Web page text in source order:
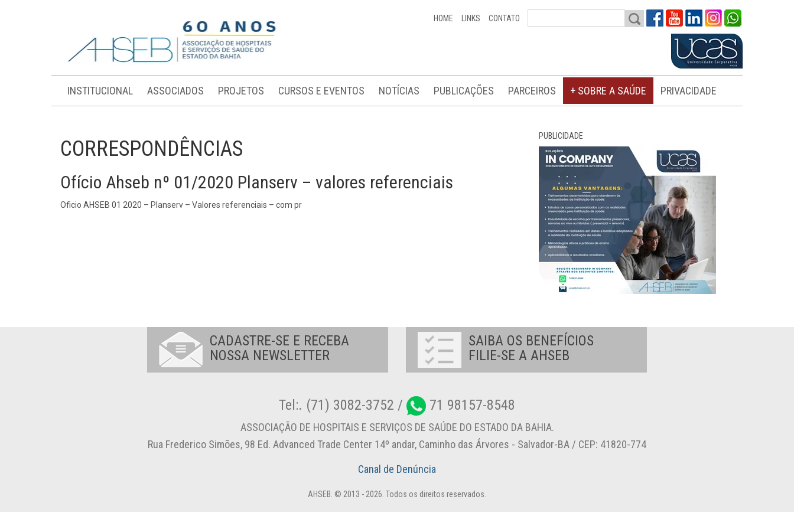
HOME LINKS CONTATO
INSTITUCIONAL ASSOCIADOS PROJETOS CURSOS E EVENTOS NOTÍCIAS PUBLICAÇÕES PARCEIROS + SOBRE A SAÚDE PRIVACIDADE
CORRESPONDÊNCIAS
Ofício Ahseb nº 01/2020 Planserv – valores referenciais
Oficio AHSEB 01 2020 – Planserv – Valores referenciais – com pr
PUBLICIDADE
CADASTRE-SE E RECEBA
NOSSA NEWSLETTER
SAIBA OS BENEFÍCIOS
FILIE-SE A AHSEB
Tel:. (71) 3082-3752 / 71 98157-8548
ASSOCIAÇÃO DE HOSPITAIS E SERVIÇOS DE SAÚDE DO ESTADO DA BAHIA.
Rua Frederico Simões, 98 Ed. Advanced Trade Center 14º andar, Caminho das Árvores - Salvador-BA / CEP: 41820-774
Canal de Denúncia
AHSEB. © 2013 - 2026. Todos os direitos reservados.